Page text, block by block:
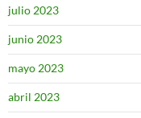
julio 2023
junio 2023
mayo 2023
abril 2023